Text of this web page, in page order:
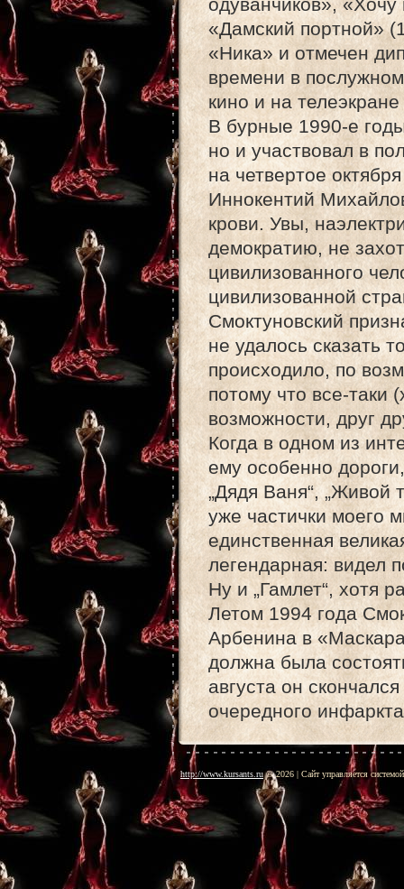
«Дамский портной»
«Ника» и отмечен
времени в
кино и на
В бурные 1990-е
но и участвовал в
на четвертое
Иннокентий
крови. Увы,
демократию, не
цивилизованного
цивилизованной
Смоктуновский
не удалось сказать
происходило, по
потому что все-таки
возможности, друг
Когда в одном из
ему особенно
„Дядя Ваня“, „Живой
уже частички моего
единственная
легендарная: видел
Ну и „Гамлет“, хотя
Летом 1994 года
Арбенина в
должна была
августа он
очередного
http://www.kursants.ru© 2026 | Сайт управляется